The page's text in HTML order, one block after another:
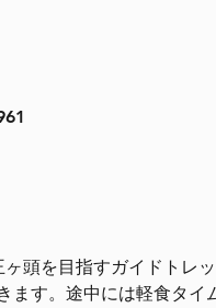
頭を目指すガイドトレ
ます。途中には軽食タイ